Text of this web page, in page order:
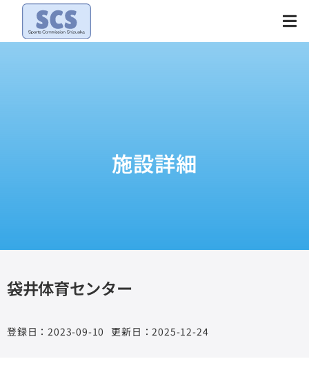
Skip
content
施設詳細
袋井体育センター
2023-09-10 更新日：2025-12-24